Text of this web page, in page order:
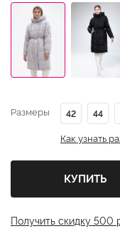
Размеры 42 44
Как узнать
КУПИТЬ
Получить скидку 500